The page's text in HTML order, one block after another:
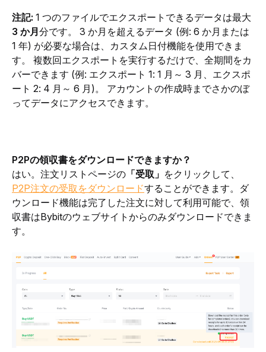
注記: 1 つのファイルでエクスポートできるデータは最大
3 か月分です。 3 か月を超えるデータ (例: 6 か月または
1 年) が必要な場合は、カスタム日付機能を使用できま
す。 複数回エクスポートを実行するだけで、全期間をカ
バーできます (例: エクスポート 1: 1 月～ 3 月、エクスポ
ート 2: 4 月～ 6 月)。 アカウントの作成時までさかのぼ
ってデータにアクセスできます。
P2Pの領収書をダウンロードできますか？
はい。注文リストページの 「受取」 をクリックして、
P2P注文の受取をダウンロードすることができます。ダ
ウンロード機能は完了した注文に対して利用可能で、領
収書はBybitのウェブサイトからのみダウンロードできま
す。